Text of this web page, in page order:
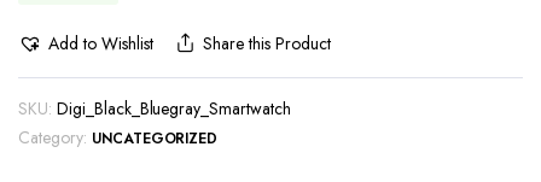
Add to Wishlist Share this Product
SKU: Digi_Black_Bluegray_Smartwatch
Category: UNCATEGORIZED